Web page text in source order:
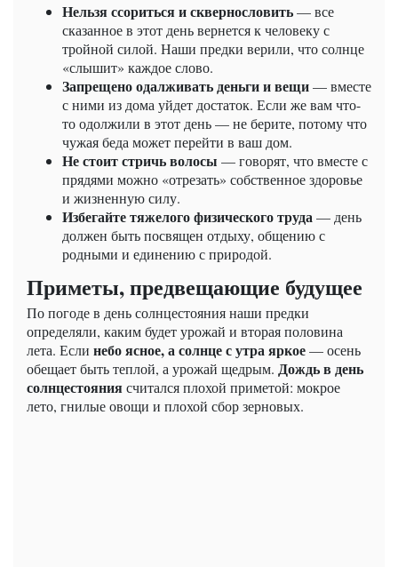
Нельзя ссориться и сквернословить— все
сказанное в этот день вернется к человеку с
тройной силой. Наши предки верили, что солнце
«слышит» каждое слово.
Запрещено одалживать деньги и вещи— вместе
с ними из дома уйдет достаток. Если же вам что-
то одолжили в этот день — не берите, потому что
чужая беда может перейти в ваш дом.
Не стоит стричь волосы — говорят, что вместе с
прядями можно «отрезать» собственное здоровье
и жизненную силу.
Избегайте тяжелого физического труда— день
должен быть посвящен отдыху, общению с
родными и единению с природой.
Приметы, предвещающие будущее
По погоде в день солнцестояния наши предки
определяли, каким будет урожай и вторая половина
лета. Если небо ясное, а солнце с утра яркое— осень
обещает быть теплой, а урожай щедрым. Дождь в день
солнцестояниясчитался плохой приметой: мокрое
лето, гнилые овощи и плохой сбор зерновых.